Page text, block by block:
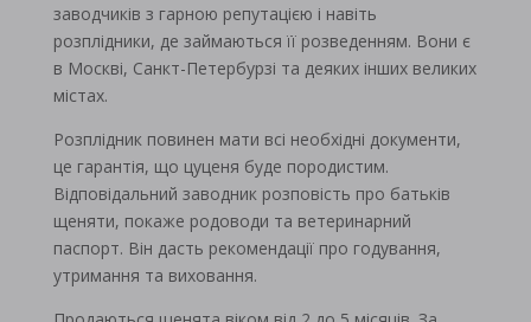
заводчиків з гарною репутацією і навіть
розплідники, де займаються її розведенням. Вони є
в Москві, Санкт-Петербурзі та деяких інших великих
містах.
Розплідник повинен мати всі необхідні документи,
це гарантія, що цуценя буде породистим.
Відповідальний заводник розповість про батьків
щеняти, покаже родоводи та ветеринарний
паспорт. Він дасть рекомендації про годування,
утримання та виховання.